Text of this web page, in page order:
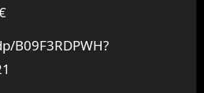
B09F3RDPWH?